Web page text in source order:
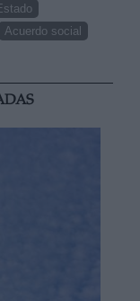
Acuerdo social